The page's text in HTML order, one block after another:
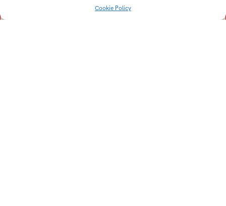
Cookie Policy